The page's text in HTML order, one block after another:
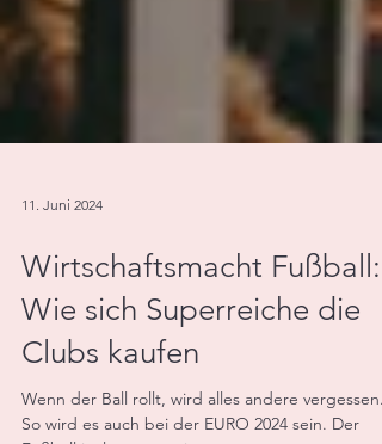
11. Juni 2024
Wirtschaftsmacht Fußball:
Wie sich Superreiche die
Clubs kaufen